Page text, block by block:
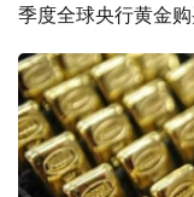
季度全球央行黄金